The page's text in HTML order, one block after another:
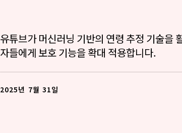
유튜브가 머신러닝 기반의 연령 추정 기술을
자들에게 보호 기능을 확대 적용합니다.
2025년 7월 31일